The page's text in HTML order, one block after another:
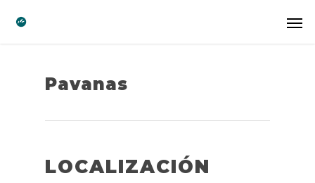
Pavanas
LOCALIZACIÓN